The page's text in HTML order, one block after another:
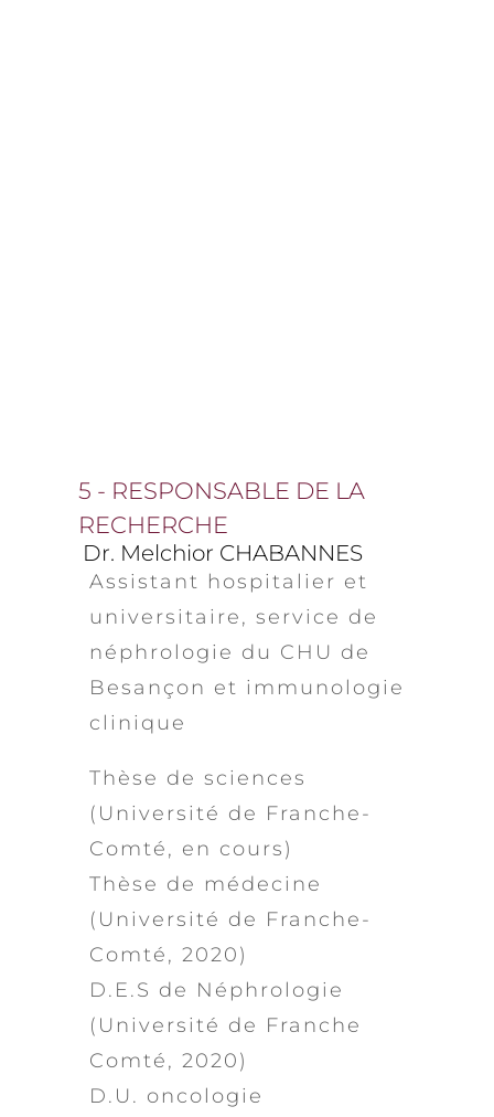
5 - RESPONSABLE DE LA
RECHERCHE
Dr. Melchior CHABANNES
Assistant hospitalier et
universitaire, service de
néphrologie du CHU de
Besançon et immunologie
clinique
Thèse de sciences
(Université de Franche-
Comté, en cours)
Thèse de médecine
(Université de Franche-
Comté, 2020)
D.E.S de Néphrologie
(Université de Franche
Comté, 2020)
D.U. oncologie